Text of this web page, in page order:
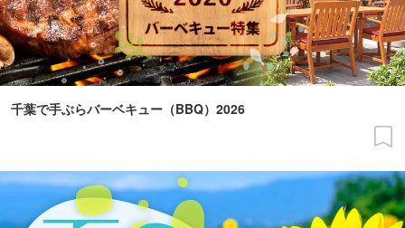
千葉で手ぶらバーベキュー（BBQ）2026